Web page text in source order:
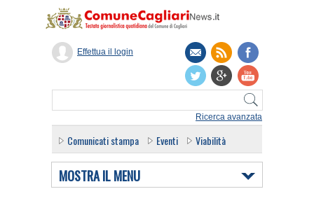
Ricerca avanzata
Effettua il login
Comunicati stampa Eventi Viabilità
MOSTRA IL MENU